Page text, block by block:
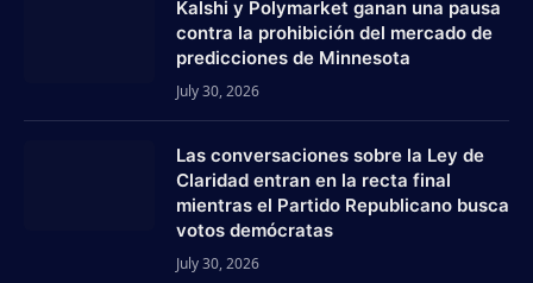
Kalshi y Polymarket ganan una pausa
contra la prohibición del mercado de
predicciones de Minnesota
July 30, 2026
Las conversaciones sobre la Ley de
Claridad entran en la recta final
mientras el Partido Republicano busca
votos demócratas
July 30, 2026